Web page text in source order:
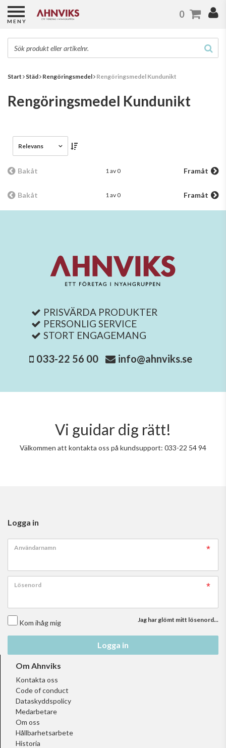
Start Städ Rengöringsmedel Rengöringsmedel Kundunikt
Rengöringsmedel Kundunikt
Relevans
Bakåt 1 av 0 Framåt
Bakåt 1 av 0 Framåt
PRISVÄRDA PRODUKTER
PERSONLIG SERVICE
STORT ENGAGEMANG
033-22 56 00 info@ahnviks.se
Vi guidar dig rätt!
Välkommen att kontakta oss på kundsupport: 033-22 54 94
Logga in
Användarnamn
Lösenord
Kom ihåg mig Jag har glömt mitt lösenord...
Logga in
Om Ahnviks
Kontakta oss
Code of conduct
Dataskyddspolicy
Medarbetare
Om oss
Hållbarhetsarbete
Historia
MENY
0